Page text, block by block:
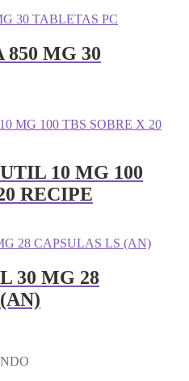
MG 30
10 MG 100
RECIPE
30 MG 28